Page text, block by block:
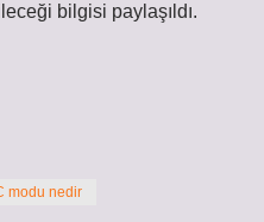
bilgisi paylaşıldı.
modu nedir